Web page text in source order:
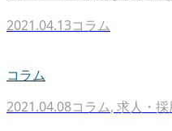
2021.04.13コラム
コラム
2021.04.08コラム, 求人・採